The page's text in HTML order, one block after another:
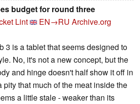
budget for round three
Lint EN→RU Archive.org
3 is a tablet that seems designed to
No, it's not a new concept, but the
and hinge doesn't half show it off in
pity that much of the meat inside the
a little stale - weaker than its